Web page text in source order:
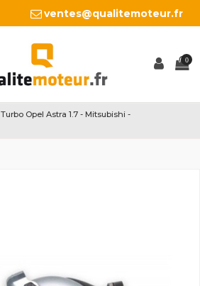
ventes@qualitemoteur.fr
0
Turbo Opel Astra 1.7 - Mitsubishi -